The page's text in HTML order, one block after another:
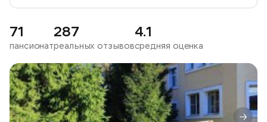
71
пансионат
287
реальных отзывов
4.1
средняя оценка